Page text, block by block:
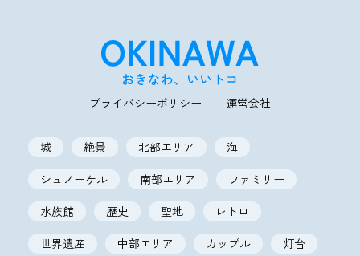
プライバシーポリシー 運営会社
城 絶景 北部エリア
海
シュノーケル
南部エリア
ファミリー
水族館
歴史 聖地
レトロ
世界遺産
中部エリア カップル 灯台